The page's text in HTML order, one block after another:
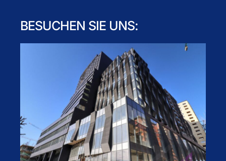
BESUCHEN SIE UNS: